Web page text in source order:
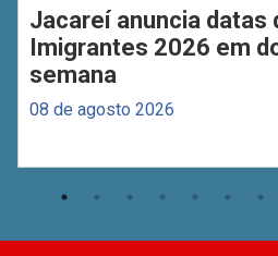
Jacareí anuncia datas
Imigrantes 2026 em
semana
08 de agosto 2026